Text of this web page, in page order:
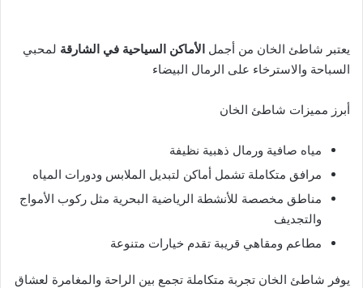
يعتبر شاطئ الخان من أجمل الأماكن السياحية في الشارقة لمحبي
السباحة والاسترخاء على الرمال البيضاء
أبرز مميزات شاطئ الخان
مياه صافية ورمال ذهبية نظيفة
مرافق متكاملة تشمل أماكن لتبديل الملابس ودورات المياه
مناطق مخصصة للأنشطة الرياضية البحرية مثل ركوب الأمواج
والتجديف
مطاعم ومقاهي قريبة تقدم خيارات متنوعة
يوفر شاطئ الخان تجربة متكاملة تجمع بين الراحة والمغامرة لعشاق